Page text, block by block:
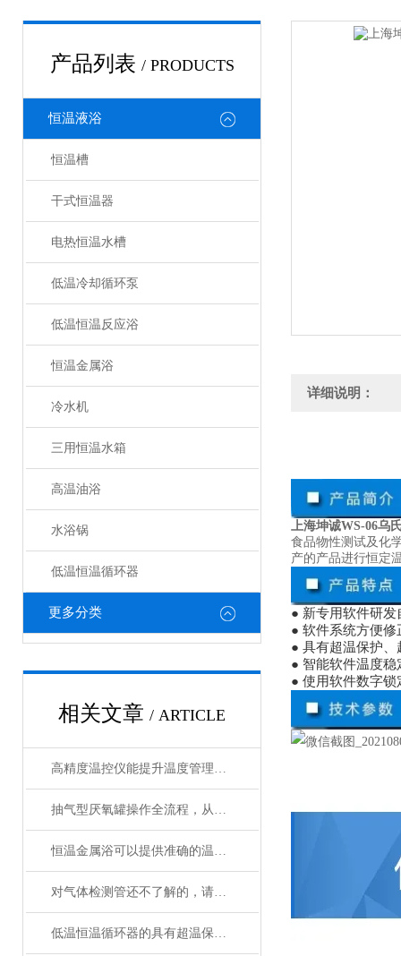
产品列表 / PRODUCTS
恒温液浴
恒温槽
干式恒温器
电热恒温水槽
低温冷却循环泵
低温恒温反应浴
恒温金属浴
冷水机
三用恒温水箱
高温油浴
水浴锅
低温恒温循环器
更多分类
相关文章 / ARTICLE
高精度温控仪能提升温度管理的精准性和效率
抽气型厌氧罐操作全流程，从设备准备到微生物培养的标准化指南
恒温金属浴可以提供准确的温度控制和恒温条件
对气体检测管还不了解的，请看这里！
低温恒温循环器的具有超温保护，传感器异常保护功能
详细说明：
上海坤诚WS-06乌
食品物性测试及化
产的产品进行恒定
● 新专用软件研发
● 软件系统方便
● 具有超温保护
● 智能软件温度
● 使用软件数字